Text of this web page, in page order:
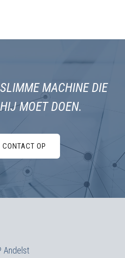
MACHINE DIE
MOET DOEN.
CONTACT OP
Andelst